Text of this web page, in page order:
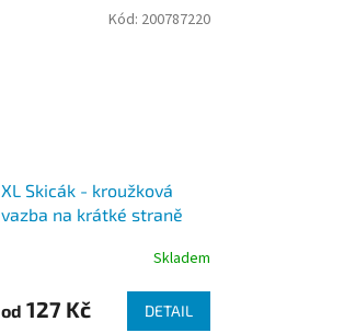
XL Skicák - kroužková
vazba na krátké straně
Skladem
od 127 Kč DETAIL
Kód: 200787220